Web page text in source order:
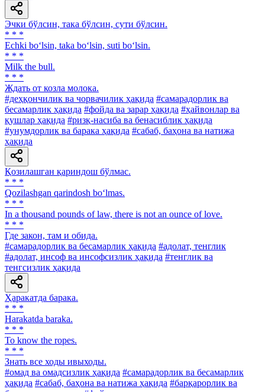
Эчки бўлсин, така бўлсин, сути бўлсин.
* * *
Echki bo‘lsin, taka bo‘lsin, suti bo‘lsin.
* * *
Milk the bull.
* * *
Ждать от козла молока.
#деҳқончилик ва чорвачилик ҳақида #самарадорлик ва
бесамарлик ҳақида #фойда ва зарар ҳақида #ҳайвонлар ва
қушлар ҳақида #ризқ-насиба ва бенасиблик ҳақида
#унумдорлик ва барака ҳақида #сабаб, баҳона ва натижа
ҳақида
Қозилашган қариндош бўлмас.
* * *
Qozilashgan qarindosh bo‘lmas.
* * *
In a thousand pounds of law, there is not an ounce of love.
* * *
Где закон, там и обида.
#самарадорлик ва бесамарлик ҳақида #адолат, тенглик
#адолат, инсоф ва инсофсизлик ҳақида #тенглик ва
тенгсизлик ҳақида
Ҳаракатда барака.
* * *
Harakatda baraka.
* * *
To know the ropes.
* * *
Знать все ходы ивыходы.
#омад ва омадсизлик ҳақида #самарадорлик ва бесамарлик
ҳақида #сабаб, баҳона ва натижа ҳақида #барқарорлик ва